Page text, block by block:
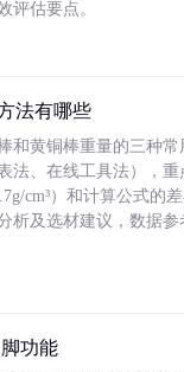
评估要点。
法有哪些
和黄铜棒重量的三种常
法、在线工具法），
cm³）和计算公式的
析及选材建议，数据参
功能